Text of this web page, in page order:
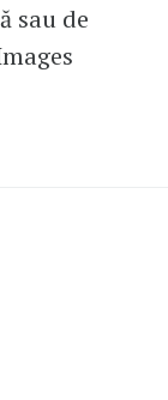
sau de